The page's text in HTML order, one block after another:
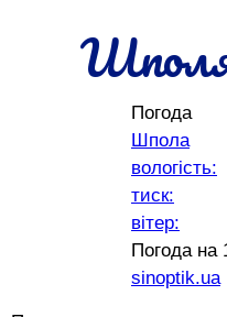
Погода
Шпола
вологість:
тиск:
вітер:
Погода на
sinoptik.ua